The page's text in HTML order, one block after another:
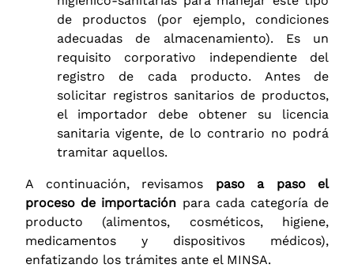
de productos (por ejemplo, condiciones
adecuadas de almacenamiento). Es un
requisito corporativo independiente del
registro de cada producto. Antes de
solicitar registros sanitarios de productos,
el importador debe obtener su licencia
sanitaria vigente, de lo contrario no podrá
tramitar aquellos.
A continuación, revisamos paso a paso el
proceso de importación para cada categoría de
producto (alimentos, cosméticos, higiene,
medicamentos y dispositivos médicos),
enfatizando los trámites ante el MINSA.